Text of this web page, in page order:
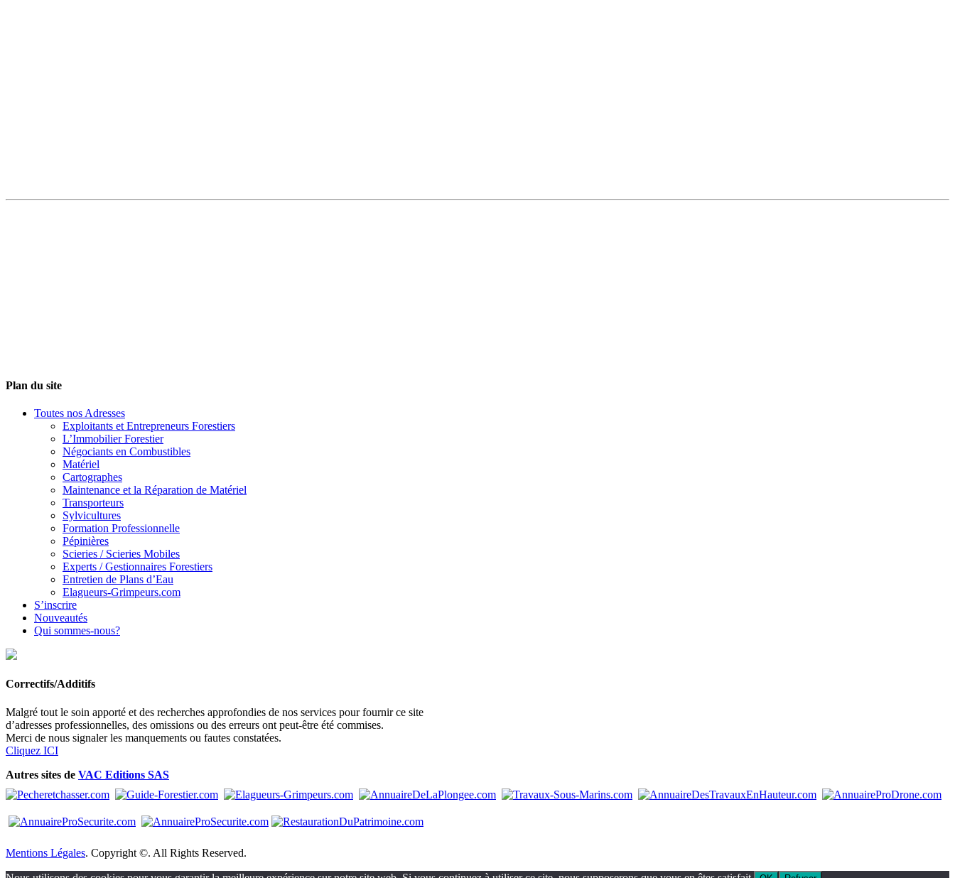
Plan du site
Toutes nos Adresses
Exploitants et Entrepreneurs Forestiers
L’Immobilier Forestier
Négociants en Combustibles
Matériel
Cartographes
Maintenance et la Réparation de Matériel
Transporteurs
Sylvicultures
Formation Professionnelle
Pépinières
Scieries / Scieries Mobiles
Experts / Gestionnaires Forestiers
Entretien de Plans d’Eau
Elagueurs-Grimpeurs.com
S’inscrire
Nouveautés
Qui sommes-nous?
Correctifs/Additifs
Malgré tout le soin apporté et des recherches approfondies de nos services pour fournir ce site
d’adresses professionnelles, des omissions ou des erreurs ont peut-être été commises.
Merci de nous signaler les manquements ou fautes constatées.
Cliquez ICI
Autres sites de VAC Editions SAS
Mentions Légales. Copyright ©. All Rights Reserved.